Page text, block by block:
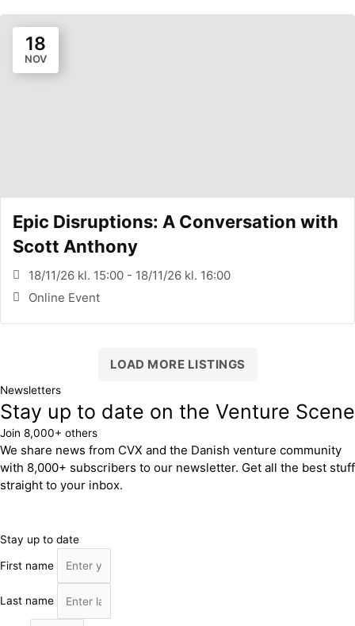
18
NOV
Epic Disruptions: A Conversation with
Scott Anthony
18/11/26 kl. 15:00 - 18/11/26 kl. 16:00
Online Event
LOAD MORE LISTINGS
Newsletters
Stay up to date on the Venture Scene
Join 8,000+ others
We share news from CVX and the Danish venture community
with 8,000+ subscribers to our newsletter. Get all the best stuff
straight to your inbox.
Stay up to date
First name
Last name